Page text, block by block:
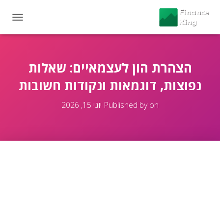
O
הצהרת הון לעצמאיים: שאלות
נפוצות, דוגמאות ונקודות חשובות
Published byon יוני 15, 2026